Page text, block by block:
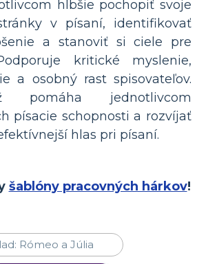
hlbšie pochopiť svoje
v písaní, identifikovať
a stanoviť si ciele pre
kritické myslenie,
a osobný rast spisovateľov.
pomáha jednotlivcom
písacie schopnosti a rozvíjať
hlas pri písaní.
šablóny pracovných hárkov!